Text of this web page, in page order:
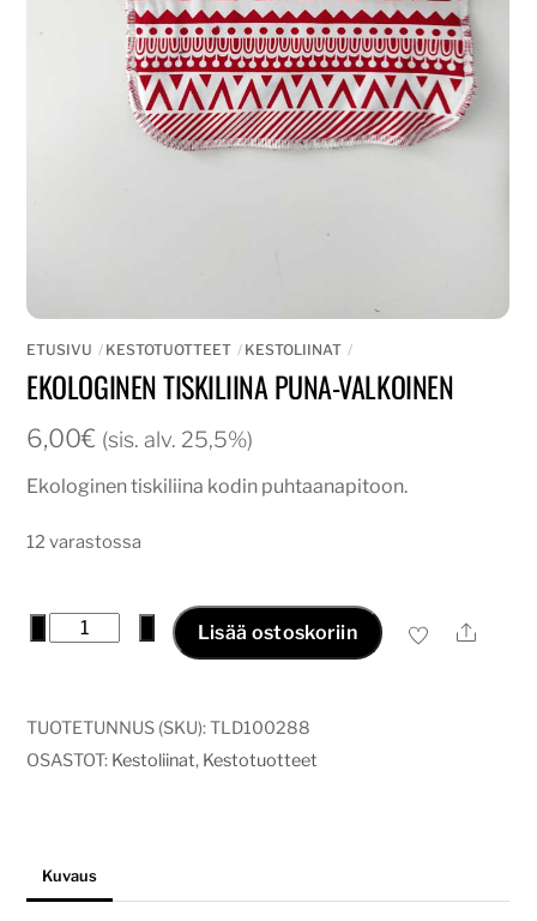
ETUSIVU KESTOTUOTTEET KESTOLIINAT
EKOLOGINEN TISKILIINA PUNA-VALKOINEN
6,00€ (sis. alv. 25,5%)
Ekologinen tiskiliina kodin puhtaanapitoon.
12 varastossa
Ekologinen
valkoinen
määrä
Lisää ostoskoriin Ale
TUOTETUNNUS (SKU):TLD100288
OSASTOT: Kestoliinat, Kestotuotteet
Kuvaus